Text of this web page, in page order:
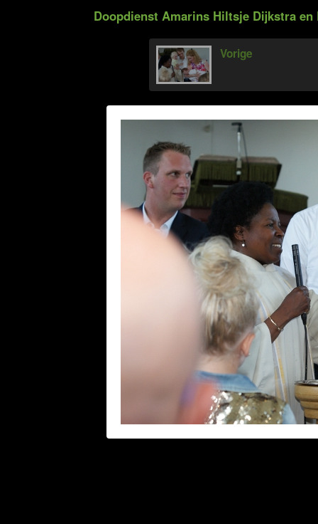
Doopdienst Amarins Hiltsje Dijkstra
Vorige